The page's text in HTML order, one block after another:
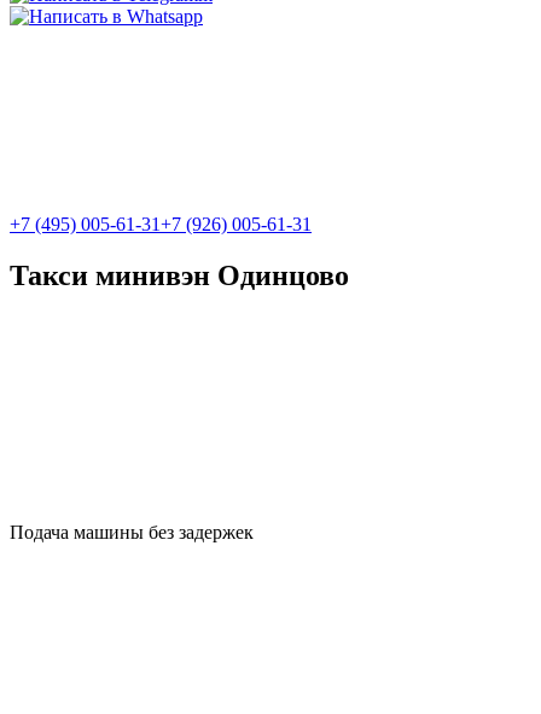
+7 (495) 005-61-31+7 (926) 005-61-31
Такси минивэн Одинцово
Подача машины без задержек